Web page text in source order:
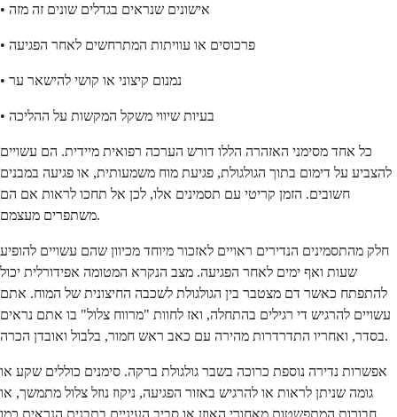
• אישונים שנראים בגדלים שונים זה מזה
• פרכוסים או עוויתות המתרחשים לאחר הפגיעה
• נמנום קיצוני או קושי להישאר ער
• בעיות שיווי משקל המקשות על ההליכה
כל אחד מסימני האזהרה הללו דורש הערכה רפואית מיידית. הם עשויים
להצביע על דימום בתוך הגולגולת, פגיעת מוח משמעותית, או פגיעה במבנים
חשובים. הזמן קריטי עם תסמינים אלו, לכן אל תחכו לראות אם הם
משתפרים מעצמם.
חלק מהתסמינים הנדירים ראויים לאזכור מיוחד מכיוון שהם עשויים להופיע
שעות ואף ימים לאחר הפגיעה. מצב הנקרא המטומה אפידורלית יכול
להתפתח כאשר דם מצטבר בין הגולגולת לשכבה החיצונית של המוח. אתם
עשויים להרגיש די רגילים בהתחלה, ואז לחוות "מרווח צלול" בו אתם נראים
בסדר, ואחריו התדרדרות מהירה עם כאב ראש חמור, בלבול ואובדן הכרה.
אפשרות נדירה נוספת כרוכה בשבר גולגולת ברקה. סימנים כוללים שקע או
גומה שניתן לראות או להרגיש באזור הפגיעה, ניקוז נוזל צלול מתמשך, או
חבורות המתפשטות מאחורי האוזן או סביב העיניים בתבנית הנראית כמו